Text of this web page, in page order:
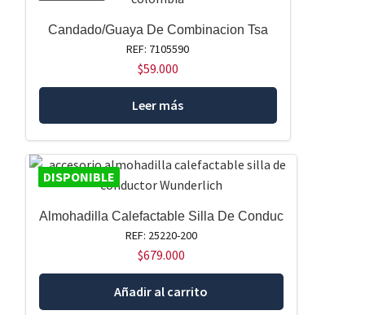
Candado/Guaya De Combinacion Tsa
REF: 7105590
$59.000
Leer más
DISPONIBLE
Almohadilla Calefactable Silla De Conduc
REF: 25220-200
$679.000
Añadir al carrito